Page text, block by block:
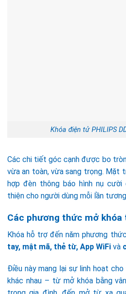
Khóa điện tử PHILIPS
Các chi tiết góc cạnh được bo
vừa an toàn, vừa sang trọng. Mặt
hợp đèn thông báo hình nụ
thiện cho người dùng mỗi lần
Các phương thức mở
Khóa hỗ trợ đến năm phương
tay, mật mã, thẻ từ, App WiFi và
Điều này mang lại sự linh hoạt
khác nhau – từ mở khóa bằng